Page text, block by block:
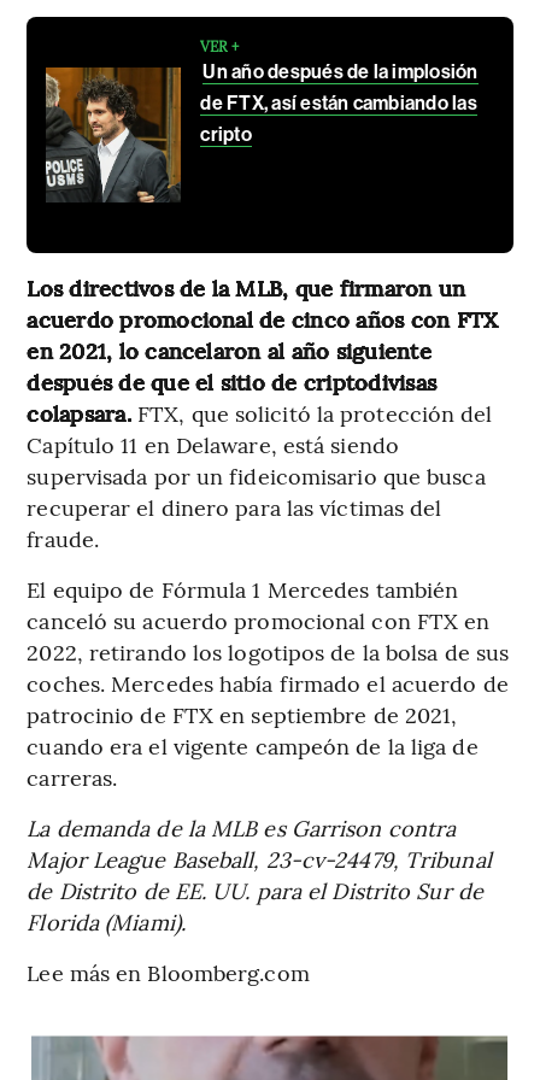
VER +
Un año después de la implosión
de FTX, así están cambiando las
cripto
Los directivos de la MLB, que firmaron un
acuerdo promocional de cinco años con FTX
en 2021, lo cancelaron al año siguiente
después de que el sitio de criptodivisas
colapsara. FTX, que solicitó la protección del
Capítulo 11 en Delaware, está siendo
supervisada por un fideicomisario que busca
recuperar el dinero para las víctimas del
fraude.
El equipo de Fórmula 1 Mercedes también
canceló su acuerdo promocional con FTX en
2022, retirando los logotipos de la bolsa de sus
coches. Mercedes había firmado el acuerdo de
patrocinio de FTX en septiembre de 2021,
cuando era el vigente campeón de la liga de
carreras.
La demanda de la MLB es Garrison contra
Major League Baseball, 23-cv-24479, Tribunal
de Distrito de EE. UU. para el Distrito Sur de
Florida (Miami).
Lee más en Bloomberg.com